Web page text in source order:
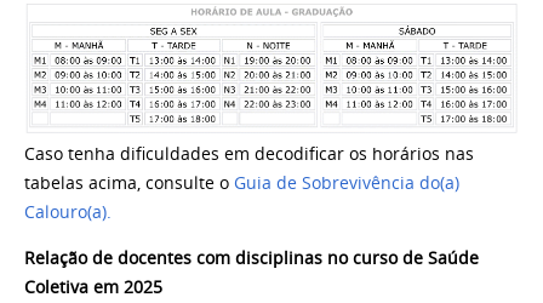
Caso tenha dificuldades em decodificar os horários nas
tabelas acima, consulte o Guia de Sobrevivência do(a)
Calouro(a).
Relação de docentes com disciplinas no curso de Saúde
Coletiva em 2025